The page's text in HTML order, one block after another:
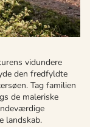
vidundere
den fredfyldte
Tag familien
de maleriske
landskab.